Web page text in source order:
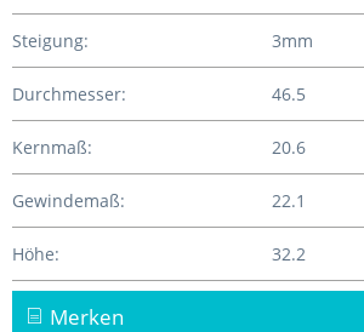
Steigung: 3mm
Durchmesser: 46.5
Kernmaß: 20.6
Gewindemaß: 22.1
Höhe: 32.2
Merken